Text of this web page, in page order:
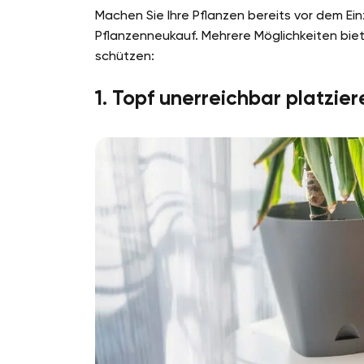
Machen Sie Ihre Pflanzen bereits vor dem
Pflanzenneukauf. Mehrere Möglichkeiten
schützen:
1. Topf unerreichbar